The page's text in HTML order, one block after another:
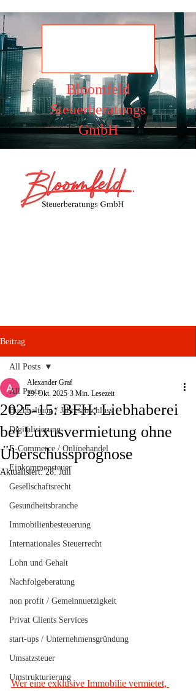
Bloomfeld
Steuerberatungs
GmbH
Beitrag
All Posts
Buchhaltung / Jahresabschluss
Digitalisierung
E-Commerce / Onlinehandel
Einkommensteuer
Gesellschaftsrecht
Gesundheitsbranche
Immobilienbesteuerung
Internationales Steuerrecht
Lohn und Gehalt
Nachfolgeberatung
non profit / Gemeinnuetzigkeit
Privat Clients Services
start-ups / Unternehmensgründung
Umsatzsteuer
Umstrukturierung
All Posts
2025-15: BFH: Liebhaberei
bei Luxusvermietung ohne
Überschussprognose
Alexander Graf
29. Okt. 2025 3 Min. Lesezeit
Aktualisiert:28. Juli
Wer eine exklusive Immobilie vermietet,